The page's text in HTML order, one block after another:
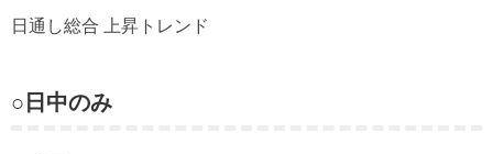
日通し総合 上昇トレンド
○日中のみ